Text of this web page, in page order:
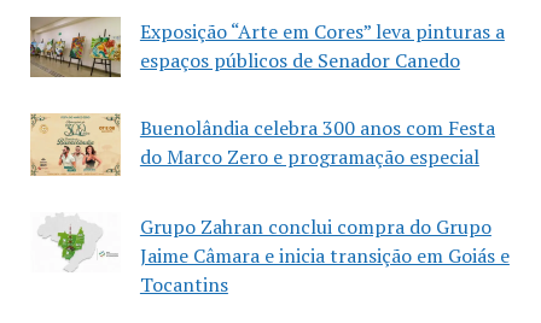
Exposição “Arte em Cores” leva pinturas a
espaços públicos de Senador Canedo
Buenolândia celebra 300 anos com Festa
do Marco Zero e programação especial
Grupo Zahran conclui compra do Grupo
Jaime Câmara e inicia transição em Goiás e
Tocantins